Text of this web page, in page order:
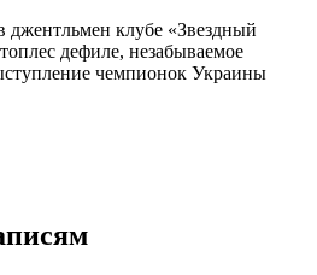
джентльмен клубе «Звездный
дефиле, незабываемое
чемпионок Украины